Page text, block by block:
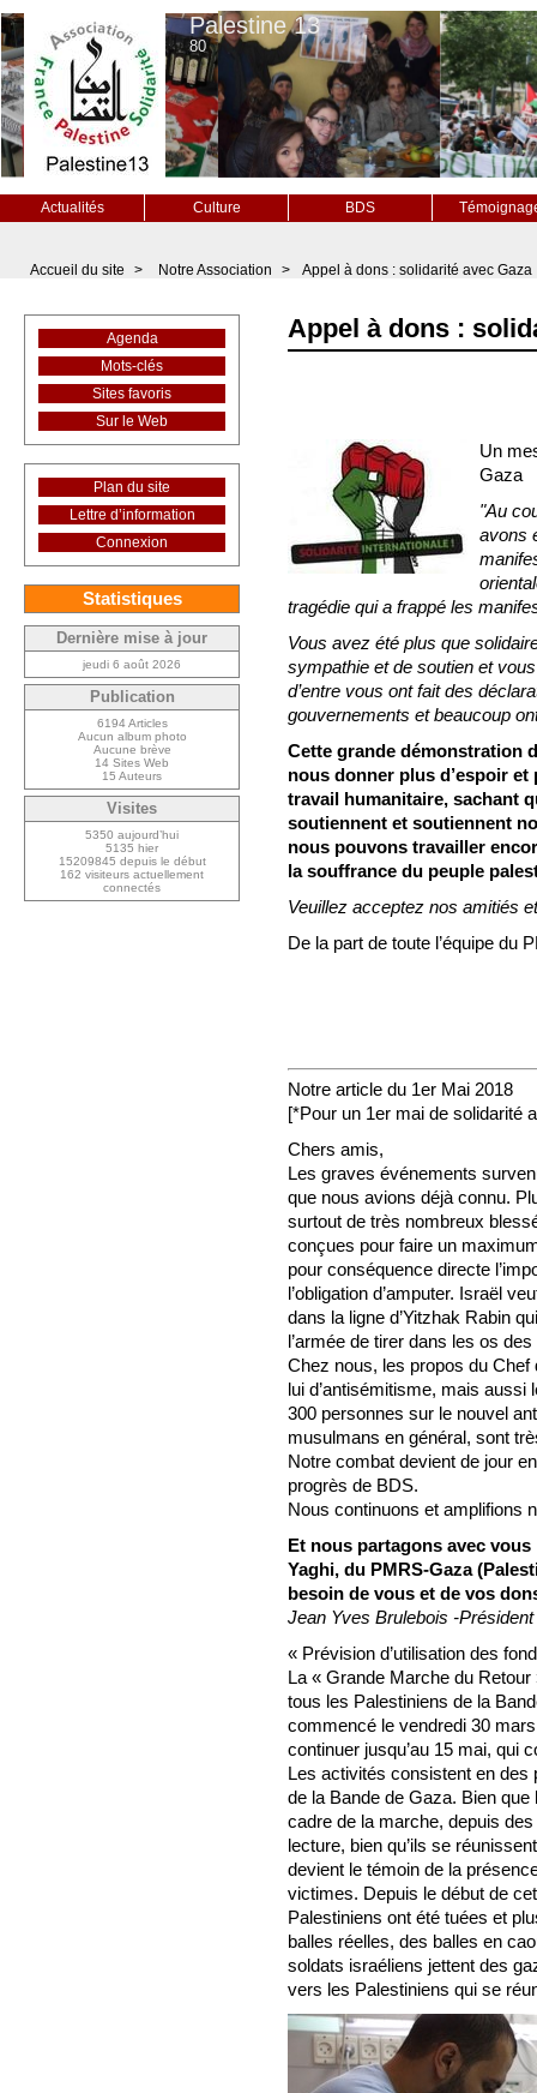
Palestine 13
80
Actualités Culture BDS
Accueil du site > Notre Association > Appel à dons : solidarité avec Gaza
Appel à dons :
Un
Gaza
"Au
avons
tragédie qui a frappé les
Vous avez été plus que
sympathie et de soutien et
d’entre vous ont fait des
gouvernements et beaucoup
Cette grande démonstration
nous donner plus d’espoir
travail humanitaire, sachant
soutiennent et soutiennent
nous pouvons travailler
la souffrance du peuple
Veuillez acceptez nos amitiés
De la part de toute l’équipe du
Notre article du 1er Mai 2018
[*Pour un 1er mai de solidarité
Chers amis,
Les graves événements
que nous avions déjà connu.
surtout de très nombreux
conçues pour faire un
pour conséquence directe
l’obligation d’amputer. Israël
dans la ligne d’Yitzhak Rabin
l’armée de tirer dans les os
Chez nous, les propos du Chef
lui d’antisémitisme, mais aussi
300 personnes sur le nouvel
musulmans en général, sont
Notre combat devient de jour
progrès de BDS.
Nous continuons et amplifions
Et nous partagons avec
Yaghi, du PMRS-Gaza
besoin de vous et de vos
Jean Yves Brulebois -
« Prévision d’utilisation des
La « Grande Marche du
tous les Palestiniens de la
commencé le vendredi 30
continuer jusqu’au 15 mai, qui
Les activités consistent en des
de la Bande de Gaza. Bien
cadre de la marche, depuis
lecture, bien qu’ils se
devient le témoin de la
victimes. Depuis le début de
Palestiniens ont été tuées et
balles réelles, des balles en
soldats israéliens jettent des
vers les Palestiniens qui se
Agenda
Mots-clés
Sites favoris
Sur le Web
Plan du site
Lettre d’information
Connexion
Statistiques
Dernière mise à jour
jeudi 6 août 2026
Publication
6194 Articles
Aucun album photo
Aucune brève
14 Sites Web
15 Auteurs
Visites
5350 aujourd’hui
5135 hier
15209845 depuis le début
162 visiteurs actuellement
connectés